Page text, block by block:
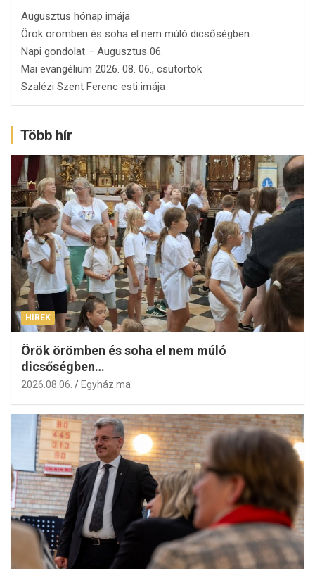
Augusztus hónap imája
Örök örömben és soha el nem múló dicsőségben…
Napi gondolat – Augusztus 06.
Mai evangélium 2026. 08. 06., csütörtök
Szalézi Szent Ferenc esti imája
Több hír
HÍREK
Örök örömben és soha el nem múló
dicsőségben…
2026.08.06. Egyház.ma